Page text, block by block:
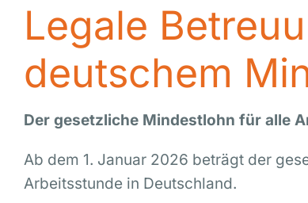
Legale
deutschem
Der gesetzliche Mindestlohn für alle
Ab dem 1. Januar 2026 beträgt der
Arbeitsstunde in Deutschland.